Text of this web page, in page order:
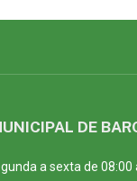
DE
a sexta de 08:00